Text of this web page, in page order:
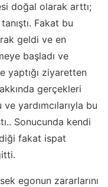
doğal olarak arttı;
Fakat bu
geldi ve en
başladı ve
yaptığı ziyaretten
gerçekleri
yardımcılarıyla bu
Sonucunda kendi
fakat ispat
egonun zararlarını